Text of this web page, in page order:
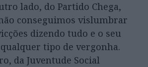
lado, do Partido Chega,
conseguimos vislumbrar
dizendo tudo e o seu
tipo de vergonha.
da Juventude Social